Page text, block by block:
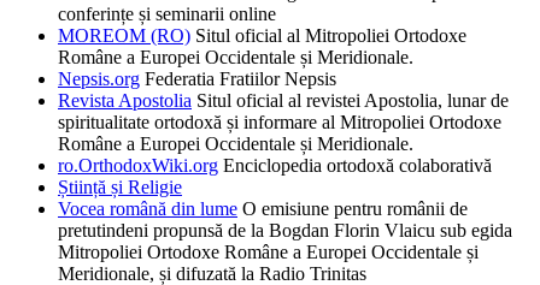
conferințe și seminarii online
MOREOM (RO) Situl oficial al Mitropoliei Ortodoxe
Române a Europei Occidentale și Meridionale.
Nepsis.org Federatia Fratiilor Nepsis
Revista Apostolia Situl oficial al revistei Apostolia, lunar de
spiritualitate ortodoxă și informare al Mitropoliei Ortodoxe
Române a Europei Occidentale și Meridionale.
ro.OrthodoxWiki.org Enciclopedia ortodoxă colaborativă
Știință și Religie
Vocea română din lume O emisiune pentru românii de
pretutindeni propunsă de la Bogdan Florin Vlaicu sub egida
Mitropoliei Ortodoxe Române a Europei Occidentale și
Meridionale, și difuzată la Radio Trinitas